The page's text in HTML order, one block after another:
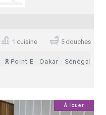
1 cuisine 5 douches
Point E - Dakar - Sénégal
À louer
13